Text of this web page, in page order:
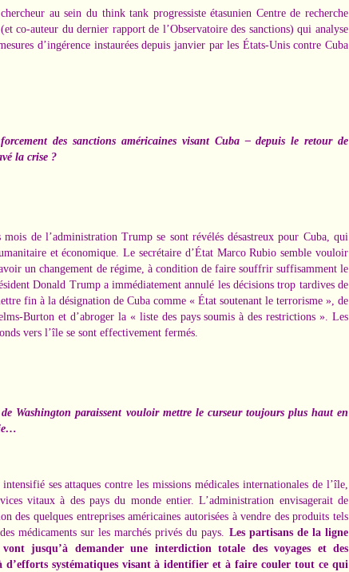
au sein du think tank progressiste étasunien Centre de recherche
co-auteur du dernier rapport de l’Observatoire des sanctions) qui analyse
d’ingérence instaurées depuis janvier par les États-Unis contre Cuba
des sanctions américaines visant Cuba – depuis le retour de
la crise ?
mois de l’administration Trump se sont révélés désastreux pour Cuba, qui
et économique. Le secrétaire d’État Marco Rubio semble vouloir
un changement de régime, à condition de faire souffrir suffisamment le
Donald Trump a immédiatement annulé les décisions trop tardives de
fin à la désignation de Cuba comme « État soutenant le terrorisme », de
Burton et d’abroger la « liste des pays soumis à des restrictions ». Les
vers l’île se sont effectivement fermés.
Washington paraissent vouloir mettre le curseur toujours plus haut en
ses attaques contre les missions médicales internationales de l’île,
vitaux à des pays du monde entier. L’administration envisagerait de
des quelques entreprises américaines autorisées à vendre des produits tels
médicamentssur les marchés privés du pays. Les partisans de la ligne
jusqu’à demander une interdiction totale des voyages et des
d’efforts systématiques visant à identifier et à faire couler tout ce qui